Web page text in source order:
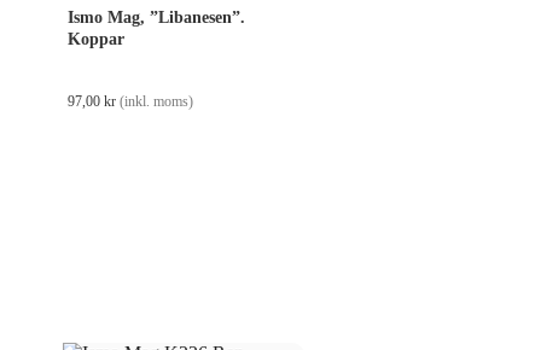
Ismo Mag, ”Libanesen”.
Koppar
97,00 kr (inkl. moms)